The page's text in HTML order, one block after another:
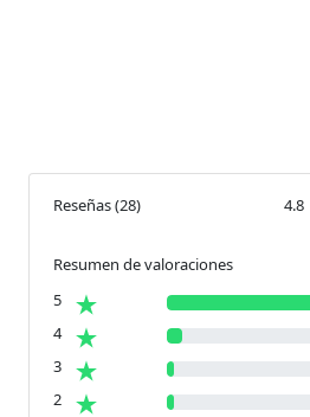
Reseñas(28) 4.8
Resumen de valoraciones
5
4
3
2